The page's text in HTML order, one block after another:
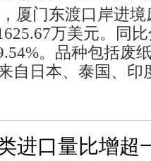
厦门东渡口岸进
万美元。同
。品种包括废
自日本、泰国、印
进口量比增超